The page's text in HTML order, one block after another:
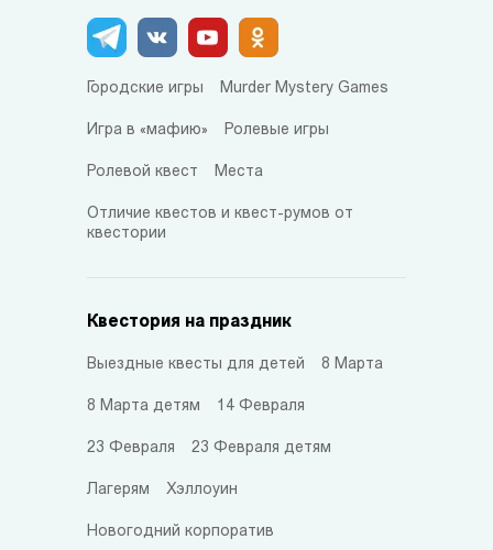
Городские игры Murder Mystery Games
Игра в «мафию» Ролевые игры
Ролевой квест Места
Отличие квестов и квест-румов от
квестории
Квестория на праздник
Выездные квесты для детей 8 Марта
8 Марта детям 14 Февраля
23 Февраля 23 Февраля детям
Лагерям Хэллоуин
Новогодний корпоратив